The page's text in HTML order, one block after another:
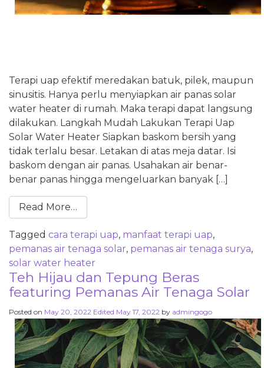
Terapi uap efektif meredakan batuk, pilek, maupun
sinusitis. Hanya perlu menyiapkan air panas solar
water heater di rumah. Maka terapi dapat langsung
dilakukan. Langkah Mudah Lakukan Terapi Uap
Solar Water Heater Siapkan baskom bersih yang
tidak terlalu besar. Letakan di atas meja datar. Isi
baskom dengan air panas. Usahakan air benar-
benar panas hingga mengeluarkan banyak […]
Read More…
Tagged cara terapi uap, manfaat terapi uap,
pemanas air tenaga solar, pemanas air tenaga surya,
solar water heater
Teh Hijau dan Tepung Beras
featuring Pemanas Air Tenaga Solar
Posted on May 20, 2022 Edited May 17, 2022 by admingogo